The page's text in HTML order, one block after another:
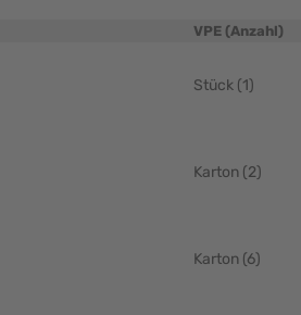
VPE (Anzahl)
Stück (1)
Karton (2)
Karton (6)